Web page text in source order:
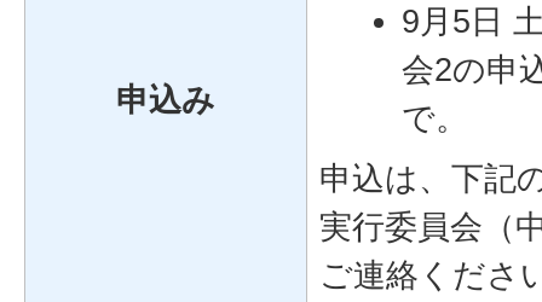
申込み
9月5日
会2の申
で。
申込は、下記
実行委員会（
ご連絡くださ